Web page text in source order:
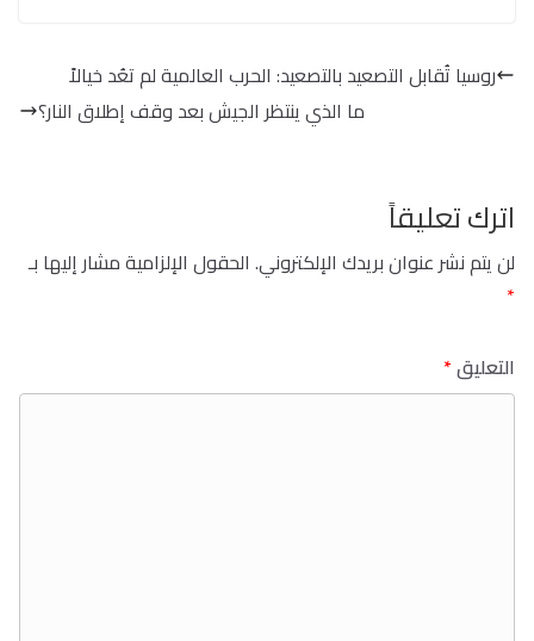
روسيا تُقابل التصعيد بالتصعيد: الحرب العالمية لم تعُد خيالاً
ما الذي ينتظر الجيش بعد وقف إطلاق النار؟
اترك تعليقاً
لن يتم نشر عنوان بريدك الإلكتروني. الحقول الإلزامية مشار إليها بـ
*
التعليق*